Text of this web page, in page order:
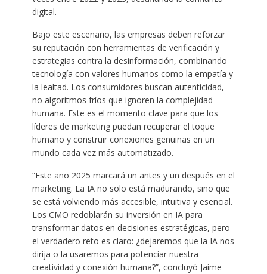
digital.
Bajo este escenario, las empresas deben reforzar
su reputación con herramientas de verificación y
estrategias contra la desinformación, combinando
tecnología con valores humanos como la empatía y
la lealtad. Los consumidores buscan autenticidad,
no algoritmos fríos que ignoren la complejidad
humana. Este es el momento clave para que los
líderes de marketing puedan recuperar el toque
humano y construir conexiones genuinas en un
mundo cada vez más automatizado.
“Este año 2025 marcará un antes y un después en el
marketing. La IA no solo está madurando, sino que
se está volviendo más accesible, intuitiva y esencial.
Los CMO redoblarán su inversión en IA para
transformar datos en decisiones estratégicas, pero
el verdadero reto es claro: ¿dejaremos que la IA nos
dirija o la usaremos para potenciar nuestra
creatividad y conexión humana?”, concluyó Jaime